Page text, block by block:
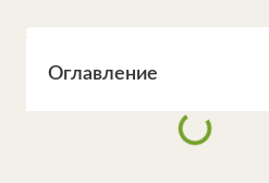
Оглавление